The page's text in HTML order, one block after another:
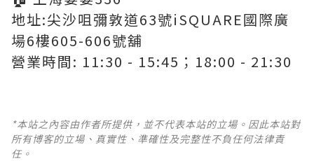
地址:尖沙咀彌敦道63號iSQUARE國際廣
場6樓605-606號舖
營業時間: 11:30 - 15:45；18:00 - 21:30
*本站之內容由作者所提供，並不代表本站的立場。因此本站對
所有博客的立場、真實性、準確性及完整性不負任何法律責
任。